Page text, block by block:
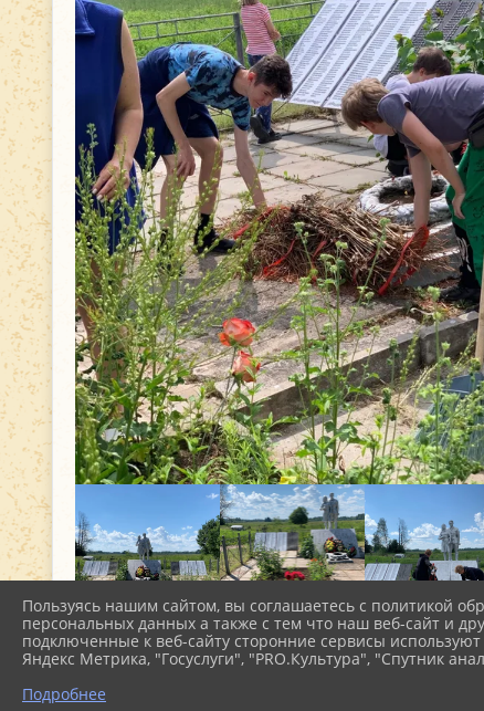
Пользуясь нашим сайтом, вы соглашаетесь с политикой
персональных данных а также с тем что наш веб-сайт и
подключенные к веб-сайту сторонние сервисы используют
Яндекс Метрика, "Госуслуги", "PRO.Культура", "Спутник
Подробнее